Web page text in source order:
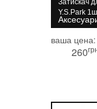
Затискач
Y.S.Park
ваша цена:
260